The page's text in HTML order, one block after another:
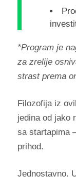
*Program je
za zrelije
strast prema
Filozofija iz
jedina od jako
sa startapima
prihod.
Jednostavno.